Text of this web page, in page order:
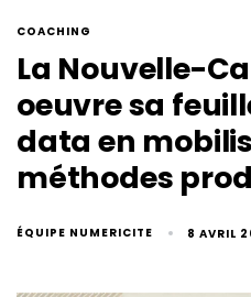
COACHING
La Nouvelle-
oeuvre sa
data en
méthodes
ÉQUIPE NUMERICITE 8 AVRIL